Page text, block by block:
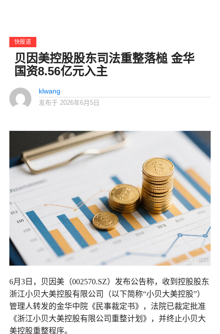
快报道
贝因美控股股东司法重整落槌 金华
国资8.56亿元入主
klwang
发布于 2026年6月5日
6月3日，贝因美（002570.SZ）发布公告称，收到控股股东
浙江小贝大美控股有限公司（以下简称“小贝大美控股”）
管理人转发的金华中院《民事裁定书》，法院已裁定批准
《浙江小贝大美控股有限公司重整计划》，并终止小贝大
美控股重整程序。